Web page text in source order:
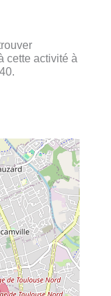
cette activité à